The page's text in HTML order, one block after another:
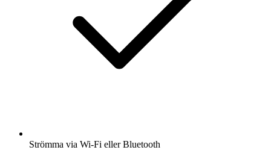
Strömma via Wi-Fi eller Bluetooth